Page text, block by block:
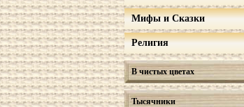
Мифы и Сказки
Религия
В чистых цветах
Тысячники